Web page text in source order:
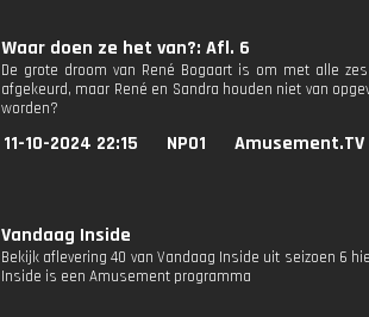
Waar doen ze het van?: Afl. 6
De grote droom van René Bogaart is om met alle
afgekeurd, maar René en Sandra houden niet van
worden?
11-10-2024 22:15 NPO1 Amusement.TV
Vandaag Inside
Bekijk aflevering 40 van Vandaag Inside uit seizoen 6
Inside is een Amusement programma